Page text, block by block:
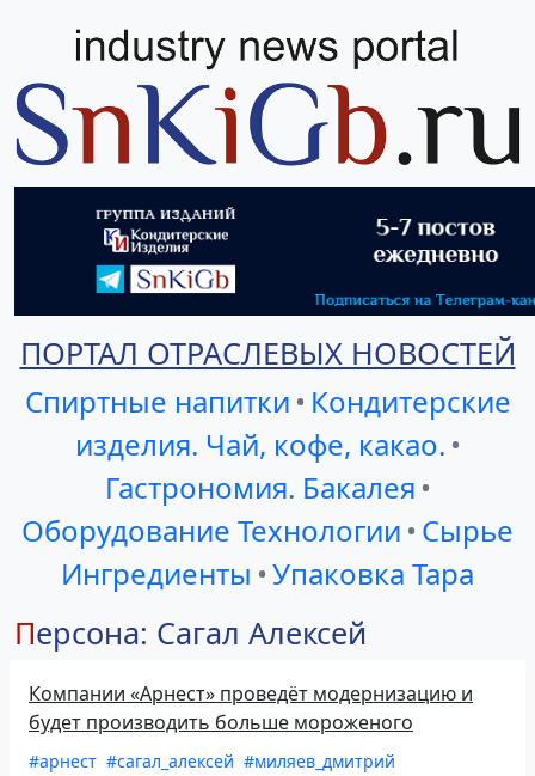
ПОРТАЛ ОТРАСЛЕВЫХ НОВОСТЕЙ
Спиртные напитки • Кондитерские
изделия. Чай, кофе, какао. •
Гастрономия. Бакалея •
Оборудование Технологии • Сырье
Ингредиенты •Упаковка Тара
Персона: Сагал Алексей
Компании «Арнест» проведёт модернизацию и
будет производить больше мороженого
#арнест #сагал_алексей #миляев_дмитрий